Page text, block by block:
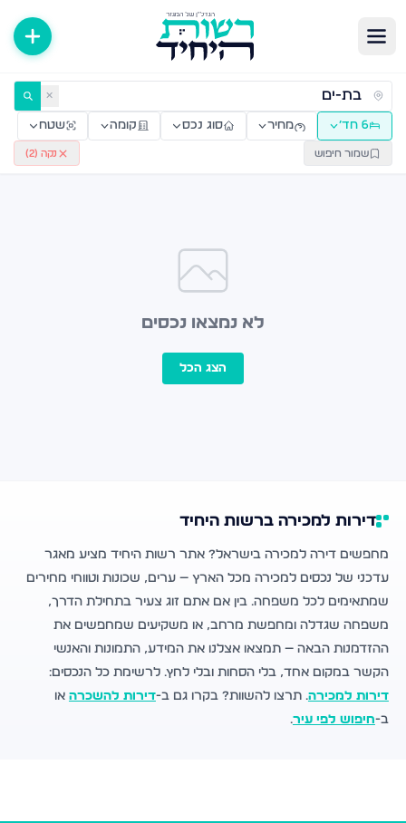
דירות למכירה ולהשכרה — רשות היחיד ✕
6 חד׳ מחיר סוג נכס קומה שטח
שמור חיפוש נקה (2
)
לא נמצאו נכסים
הצג הכל
דירות למכירה ברשות היחיד
מחפשים דירה למכירה בישראל? אתר רשות היחיד מציע מאגר
עדכני של נכסים למכירה מכל הארץ — ערים, שכונות וטווחי מחירים
שמתאימים לכל משפחה. בין אם אתם זוג צעיר בתחילת הדרך,
משפחה שגדלה ומחפשת מרחב, או משקיעים שמחפשים את
ההזדמנות הבאה — תמצאו אצלנו את המידע, התמונות והאנשי
הקשר במקום אחד, בלי הסחות ובלי לחץ. לרשימת כל הנכסים:
דירות למכירה. תרצו להשוות? בקרו גם ב-דירות להשכרה או
ב-חיפוש לפי עיר.